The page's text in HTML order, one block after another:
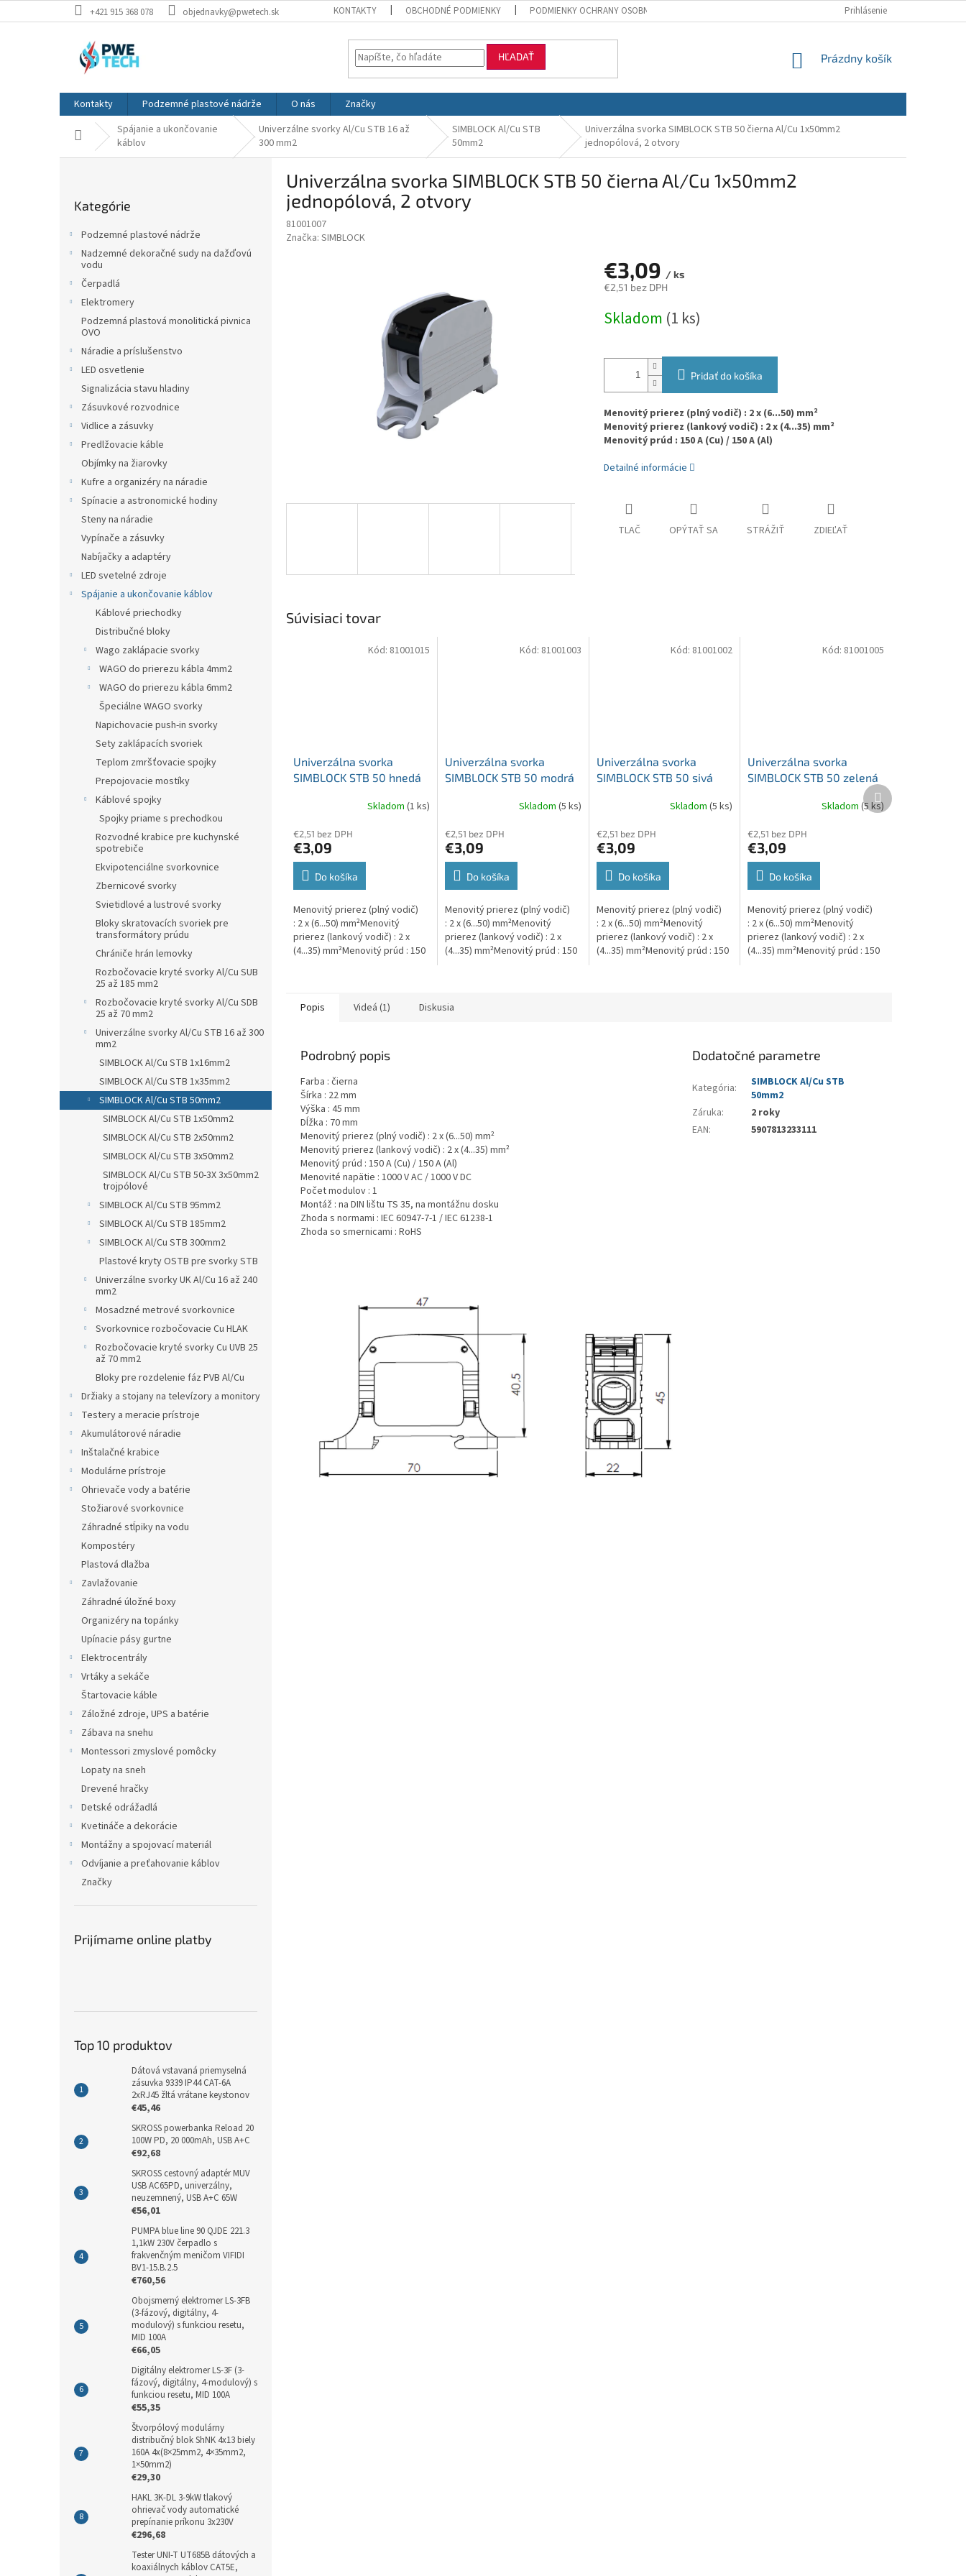
na
+421 915 368 078 objednavky@pwetech.sk KONTAKTY OBCHODNÉ PODMIENKY PODMIENKY OCHRANY OSOBNÝCH ÚDAJOV REKLAMAČNÝ FORMULÁR
Prihlásenie
HĽADAŤ
NÁKUPNÝ
Prázdny košík
Kontakty Podzemné plastové nádrže O nás Značky
DomovSpájanie a ukončovanie
káblov
Univerzálne svorky Al/Cu STB 16 až
300 mm2
SIMBLOCK Al/Cu STB
50mm2
Univerzálna svorka SIMBLOCK STB 50 čierna Al/Cu 1x50mm2
jednopólová, 2 otvory
kategórie
Kategórie
Podzemné plastové nádrže
Nadzemné dekoračné sudy na dažďovú
vodu
Čerpadlá
Elektromery
Podzemná plastová monolitická pivnica
OVO
Náradie a príslušenstvo
LED osvetlenie
Signalizácia stavu hladiny
Zásuvkové rozvodnice
Vidlice a zásuvky
Predlžovacie káble
Objímky na žiarovky
Kufre a organizéry na náradie
Spínacie a astronomické hodiny
Steny na náradie
Vypínače a zásuvky
Nabíjačky a adaptéry
LED svetelné zdroje
Spájanie a ukončovanie káblov
Káblové priechodky
Distribučné bloky
Wago zaklápacie svorky
WAGO do prierezu kábla 4mm2
WAGO do prierezu kábla 6mm2
Špeciálne WAGO svorky
Napichovacie push-in svorky
Sety zaklápacích svoriek
Teplom zmršťovacie spojky
Prepojovacie mostíky
Káblové spojky
Spojky priame s prechodkou
Rozvodné krabice pre kuchynské
spotrebiče
Ekvipotenciálne svorkovnice
Zbernicové svorky
Svietidlové a lustrové svorky
Bloky skratovacích svoriek pre
transformátory prúdu
Chrániče hrán lemovky
Rozbočovacie kryté svorky Al/Cu SUB
25 až 185 mm2
Rozbočovacie kryté svorky Al/Cu SDB
25 až 70 mm2
Univerzálne svorky Al/Cu STB 16 až 300
mm2
SIMBLOCK Al/Cu STB 1x16mm2
SIMBLOCK Al/Cu STB 1x35mm2
SIMBLOCK Al/Cu STB 50mm2
SIMBLOCK Al/Cu STB 1x50mm2
SIMBLOCK Al/Cu STB 2x50mm2
SIMBLOCK Al/Cu STB 3x50mm2
SIMBLOCK Al/Cu STB 50-3X 3x50mm2
trojpólové
SIMBLOCK Al/Cu STB 95mm2
SIMBLOCK Al/Cu STB 185mm2
SIMBLOCK Al/Cu STB 300mm2
Plastové kryty OSTB pre svorky STB
Univerzálne svorky UK Al/Cu 16 až 240
mm2
Mosadzné metrové svorkovnice
Svorkovnice rozbočovacie Cu HLAK
Rozbočovacie kryté svorky Cu UVB 25
až 70 mm2
Bloky pre rozdelenie fáz PVB Al/Cu
Držiaky a stojany na televízory a monitory
Testery a meracie prístroje
Akumulátorové náradie
Inštalačné krabice
Modulárne prístroje
Ohrievače vody a batérie
Stožiarové svorkovnice
Záhradné stĺpiky na vodu
Kompostéry
Plastová dlažba
Zavlažovanie
Záhradné úložné boxy
Organizéry na topánky
Upínacie pásy gurtne
Elektrocentrály
Vrtáky a sekáče
Štartovacie káble
Záložné zdroje, UPS a batérie
Zábava na snehu
Montessori zmyslové pomôcky
Lopaty na sneh
Drevené hračky
Detské odrážadlá
Kvetináče a dekorácie
Montážny a spojovací materiál
Odvíjanie a preťahovanie káblov
Značky
Prijímame online platby
Top 10 produktov
Dátová vstavaná priemyselná
zásuvka 9339 IP44 CAT-6A
2xRJ45 žltá vrátane keystonov
€45,46
SKROSS powerbanka Reload 20
100W PD, 20 000mAh, USB A+C
€92,68
SKROSS cestovný adaptér MUV
USB AC65PD, univerzálny,
neuzemnený, USB A+C 65W
€56,01
PUMPA blue line 90 QJDE 221.3
1,1kW 230V čerpadlo s
frakvenčným meničom VIFIDI
BV1-15.B.2.5
€760,56
Obojsmerný elektromer LS-3FB
(3-fázový, digitálny, 4-
modulový) s funkciou resetu,
MID 100A
€66,05
Digitálny elektromer LS-3F (3-
fázový, digitálny, 4-modulový) s
funkciou resetu, MID 100A
€55,35
Štvorpólový modulárny
distribučný blok ShNK 4x13 biely
160A 4x(8×25mm2, 4×35mm2,
1×50mm2)
€29,30
HAKL 3K-DL 3-9kW tlakový
ohrievač vody automatické
prepínanie príkonu 3x230V
€296,68
Tester UNI-T UT685B dátových a
koaxiálnych káblov CAT5E,
Univerzálna svorka SIMBLOCK STB 50 čierna Al/Cu 1x50mm2
jednopólová, 2 otvory
81001007
Značka: SIMBLOCK
€3,09 / ks
€2,51 bez DPH
cena:
Skladom (1 ks)
Pridať do košíka
Menovitý prierez (plný vodič) : 2 x (6...50) mm²
Menovitý prierez (lankový vodič) : 2 x (4...35) mm²
Menovitý prúd : 150 A (Cu) / 150 A (Al)
Detailné informácie
TLAČ OPÝTAŤ SA STRÁŽIŤ ZDIEĽAŤ
Súvisiaci tovar
Univerzálna svorka
SIMBLOCK STB 50 hnedá
jednopólová, 2 otvory
Skladom (1 ks)
€2,51 bez DPH
€3,09
Do košíka
Menovitý prierez (plný vodič)
: 2 x (6...50) mm²Menovitý
prierez (lankový vodič) : 2 x
(4...35) mm²Menovitý prúd : 150
Kód: 81001015
Univerzálna svorka
SIMBLOCK STB 50 modrá
jednopólová, 2 otvory
Skladom (5 ks)
€2,51 bez DPH
€3,09
Do košíka
Menovitý prierez (plný vodič)
: 2 x (6...50) mm²Menovitý
prierez (lankový vodič) : 2 x
(4...35) mm²Menovitý prúd : 150
Kód: 81001003
Univerzálna svorka
SIMBLOCK STB 50 sivá
jednopólová, 2 otvory
Skladom(5 ks)
€2,51 bez DPH
€3,09
Do košíka
Menovitý prierez (plný vodič)
: 2 x (6...50) mm²Menovitý
prierez (lankový vodič) : 2 x
(4...35) mm²Menovitý prúd : 150
Kód: 81001002
Univerzálna svorka
SIMBLOCK STB 50 zelená
jednopólová, 2 otvory
Skladom (5 ks)
€2,51 bez DPH
€3,09
Do košíka
Menovitý prierez (plný vodič)
: 2 x (6...50) mm²Menovitý
prierez (lankový vodič) : 2 x
(4...35) mm²Menovitý prúd : 150
Kód: 81001005
Ďalší
produkt
Popis Videá (1) Diskusia
Podrobný popis
Farba : čierna
Šírka : 22 mm
Výška : 45 mm
Dĺžka : 70 mm
Menovitý prierez (plný vodič) : 2 x (6...50) mm²
Menovitý prierez (lankový vodič) : 2 x (4...35) mm²
Menovitý prúd : 150 A (Cu) / 150 A (Al)
Menovité napätie : 1000 V AC / 1000 V DC
Počet modulov : 1
Montáž : na DIN lištu TS 35, na montážnu dosku
Zhoda s normami : IEC 60947-7-1 / IEC 61238-1
Zhoda so smernicami : RoHS
Dodatočné parametre
Kategória:
SIMBLOCK Al/Cu STB
50mm2
Záruka:
2 roky
EAN: 5907813233111